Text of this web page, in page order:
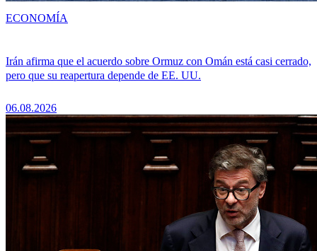
Irán afirma que el acuerdo sobre Ormuz con Omán está casi cerrado,
pero que su reapertura depende de EE. UU.
06.08.2026
ECONOMÍA